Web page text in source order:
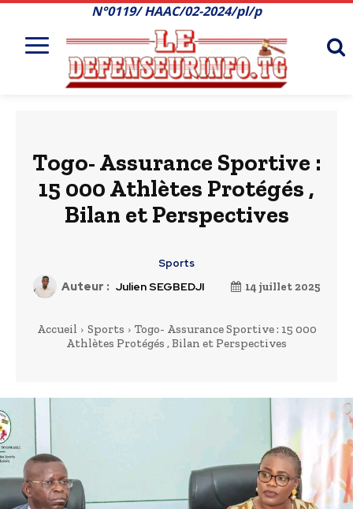
N°0119/ HAAC/02-2024/pl/p
Togo- Assurance Sportive :
15 000 Athlètes Protégés ,
Bilan et Perspectives
Sports
Auteur : Julien SEGBEDJI 14 juillet 2025
Accueil Sports
Togo- Assurance Sportive : 15 000
Athlètes Protégés , Bilan et Perspectives